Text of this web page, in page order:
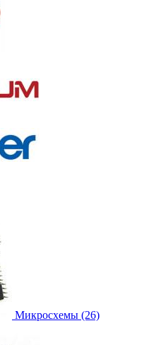
Микросхемы (26)